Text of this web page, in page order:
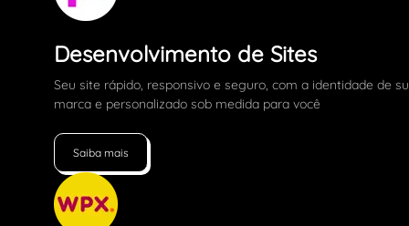
Desenvolvimento de Sites
Seu site rápido, responsivo e seguro, com a identidade de
marca e personalizado sob medida para você
Saiba mais